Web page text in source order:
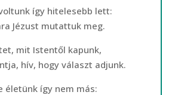
így hitelesebb lett:
Jézust mutattuk meg.
mit Istentől kapunk,
hív, hogy választ adjunk.
életünk így nem más: